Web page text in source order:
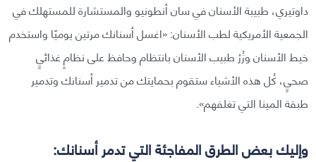
داوتيري، طبيبة الأسنان في سان أنطونيو والمستشارة للمستهلك في
الجمعية الأمريكية لطب الأسنان: «اغسل أسنانك مرتين يوميًا واستخدم
خيط الأسنان وزُرْ طبيب الأسنان بانتظام وحافظ على نظامٍ غذائيٍ
صحيٍ، كُل هذه الأشياء ستقوم بحمايتك من تدمير أسنانك وتدمير
طبقة المينا التي تغلفهم».
وإليك بعض الطرق المفاجئة التي تدمر أسنانك: